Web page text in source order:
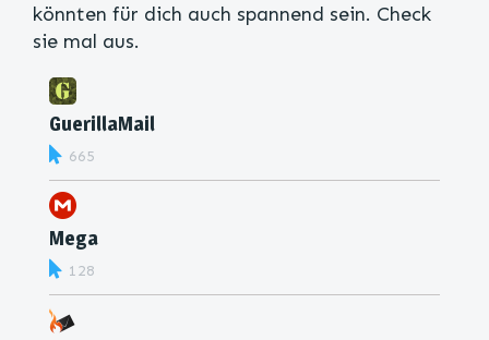
könnten für dich auch spannend sein. Check
sie mal aus.
GuerillaMail
665
Mega
128